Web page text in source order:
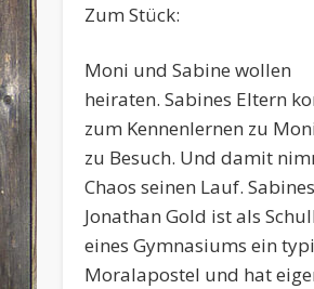
Zum Stück:
Moni und Sabine wollen
heiraten. Sabines Eltern
zum Kennenlernen zu
zu Besuch. Und damit
Chaos seinen Lauf.
Jonathan Gold ist als
eines Gymnasiums ein
Moralapostel und hat